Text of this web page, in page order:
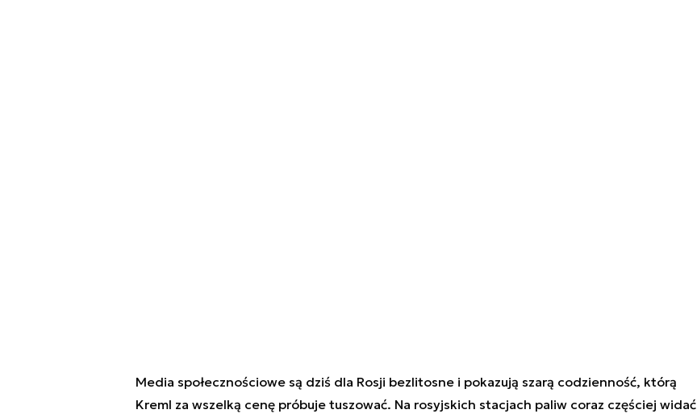
Media społecznościowe są dziś dla Rosji bezlitosne i pokazują szarą codzienność, którą
Kreml za wszelką cenę próbuje tuszować. Na rosyjskich stacjach paliw coraz częściej widać